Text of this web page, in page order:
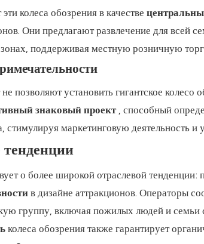
колеса обозрения в качестве
Они предлагают развлечение для всей
поддерживая местную розничную
позволяют установить гигантское колесо
знаковый проект, способный
маркетинговую деятельность и
о более широкой отраслевой тенденции:
в дизайне аттракционов. Операторы
группу, включая пожилых людей и
колеса обозрения также гарантирует